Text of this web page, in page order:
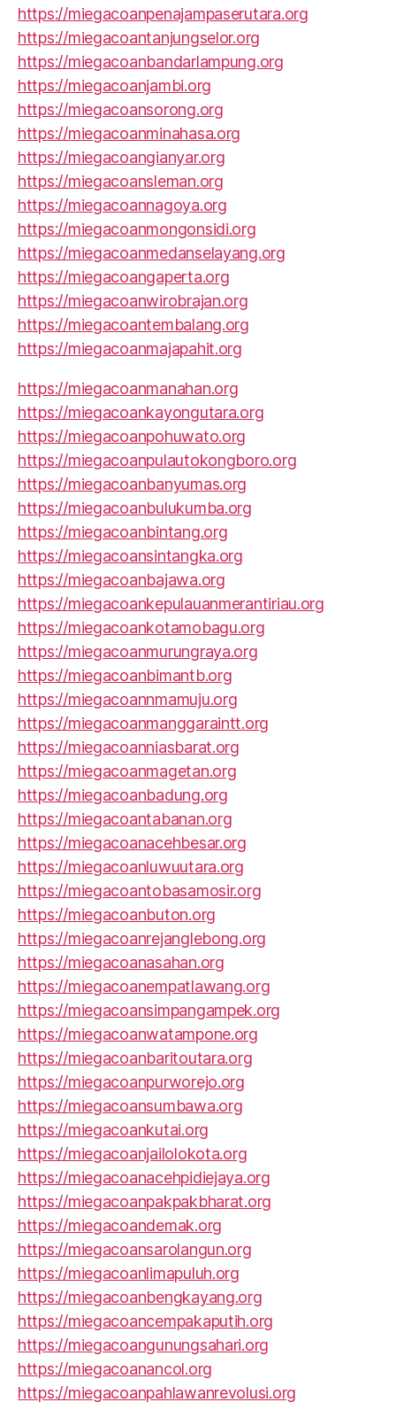
https://miegacoanpenajampaserutara.org
https://miegacoantanjungselor.org
https://miegacoanbandarlampung.org
https://miegacoanjambi.org
https://miegacoansorong.org
https://miegacoanminahasa.org
https://miegacoangianyar.org
https://miegacoansleman.org
https://miegacoannagoya.org
https://miegacoanmongonsidi.org
https://miegacoanmedanselayang.org
https://miegacoangaperta.org
https://miegacoanwirobrajan.org
https://miegacoantembalang.org
https://miegacoanmajapahit.org
https://miegacoanmanahan.org
https://miegacoankayongutara.org
https://miegacoanpohuwato.org
https://miegacoanpulautokongboro.org
https://miegacoanbanyumas.org
https://miegacoanbulukumba.org
https://miegacoanbintang.org
https://miegacoansintangka.org
https://miegacoanbajawa.org
https://miegacoankepulauanmerantiriau.org
https://miegacoankotamobagu.org
https://miegacoanmurungraya.org
https://miegacoanbimantb.org
https://miegacoannmamuju.org
https://miegacoanmanggaraintt.org
https://miegacoanniasbarat.org
https://miegacoanmagetan.org
https://miegacoanbadung.org
https://miegacoantabanan.org
https://miegacoanacehbesar.org
https://miegacoanluwuutara.org
https://miegacoantobasamosir.org
https://miegacoanbuton.org
https://miegacoanrejanglebong.org
https://miegacoanasahan.org
https://miegacoanempatlawang.org
https://miegacoansimpangampek.org
https://miegacoanwatampone.org
https://miegacoanbaritoutara.org
https://miegacoanpurworejo.org
https://miegacoansumbawa.org
https://miegacoankutai.org
https://miegacoanjailolokota.org
https://miegacoanacehpidiejaya.org
https://miegacoanpakpakbharat.org
https://miegacoandemak.org
https://miegacoansarolangun.org
https://miegacoanlimapuluh.org
https://miegacoanbengkayang.org
https://miegacoancempakaputih.org
https://miegacoangunungsahari.org
https://miegacoanancol.org
https://miegacoanpahlawanrevolusi.org